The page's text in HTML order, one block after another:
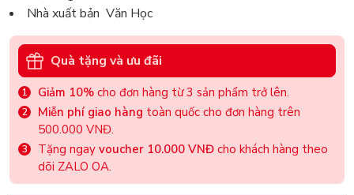
Nhà xuất bản Văn Học
Quà tặng và ưu đãi
Giảm 10% cho đơn hàng từ 3 sản phẩm trở lên.
Miễn phí giao hàng toàn quốc cho đơn hàng trên
500.000 VNĐ.
Tặng ngay voucher 10.000 VNĐ cho khách hàng theo
dõi ZALO OA.